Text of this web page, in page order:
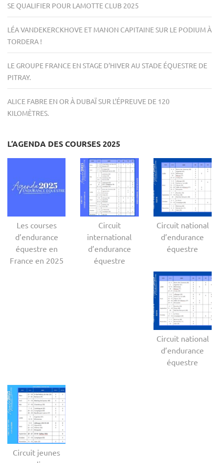
SE QUALIFIER POUR LAMOTTE CLUB 2025
LÉA VANDEKERCKHOVE ET MANON CAPITAINE SUR LE PODIUM À
TORDERA !
LE GROUPE FRANCE EN STAGE D’HIVER AU STADE ÉQUESTRE DE
PITRAY.
ALICE FABRE EN OR À DUBAÏ SUR L’ÉPREUVE DE 120
KILOMÈTRES.
L’AGENDA DES COURSES 2025
Les courses
d’endurance
équestre en
France en 2025
Circuit
international
d’endurance
équestre
Circuit national
d’endurance
équestre
Circuit national
d’endurance
équestre
Circuit jeunes